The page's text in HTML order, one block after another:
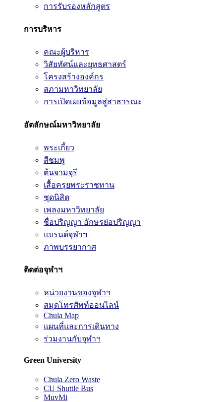
การรับรองหลักสูตร
การบริหาร
คณะผู้บริหาร
วิสัยทัศน์และยุทธศาสตร์
โครงสร้างองค์กร
สภามหาวิทยาลัย
การเปิดเผยข้อมูลสู่สาธารณะ
อัตลักษณ์มหาวิทยาลัย
พระเกี้ยว
สีชมพู
ต้นจามจุรี
เสื้อครุยพระราชทาน
ชุดนิสิต
เพลงมหาวิทยาลัย
ชื่อปริญญา อักษรย่อปริญญา
แบรนด์จุฬาฯ
ภาพบรรยากาศ
ติดต่อจุฬาฯ
หน่วยงานของจุฬาฯ
สมุดโทรศัพท์ออนไลน์
Chula Map
แผนที่และการเดินทาง
ร่วมงานกับจุฬาฯ
Green University
Chula Zero Waste
CU Shuttle Bus
MuvMi